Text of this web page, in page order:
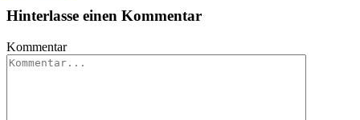
Hinterlasse einen Kommentar
Kommentar